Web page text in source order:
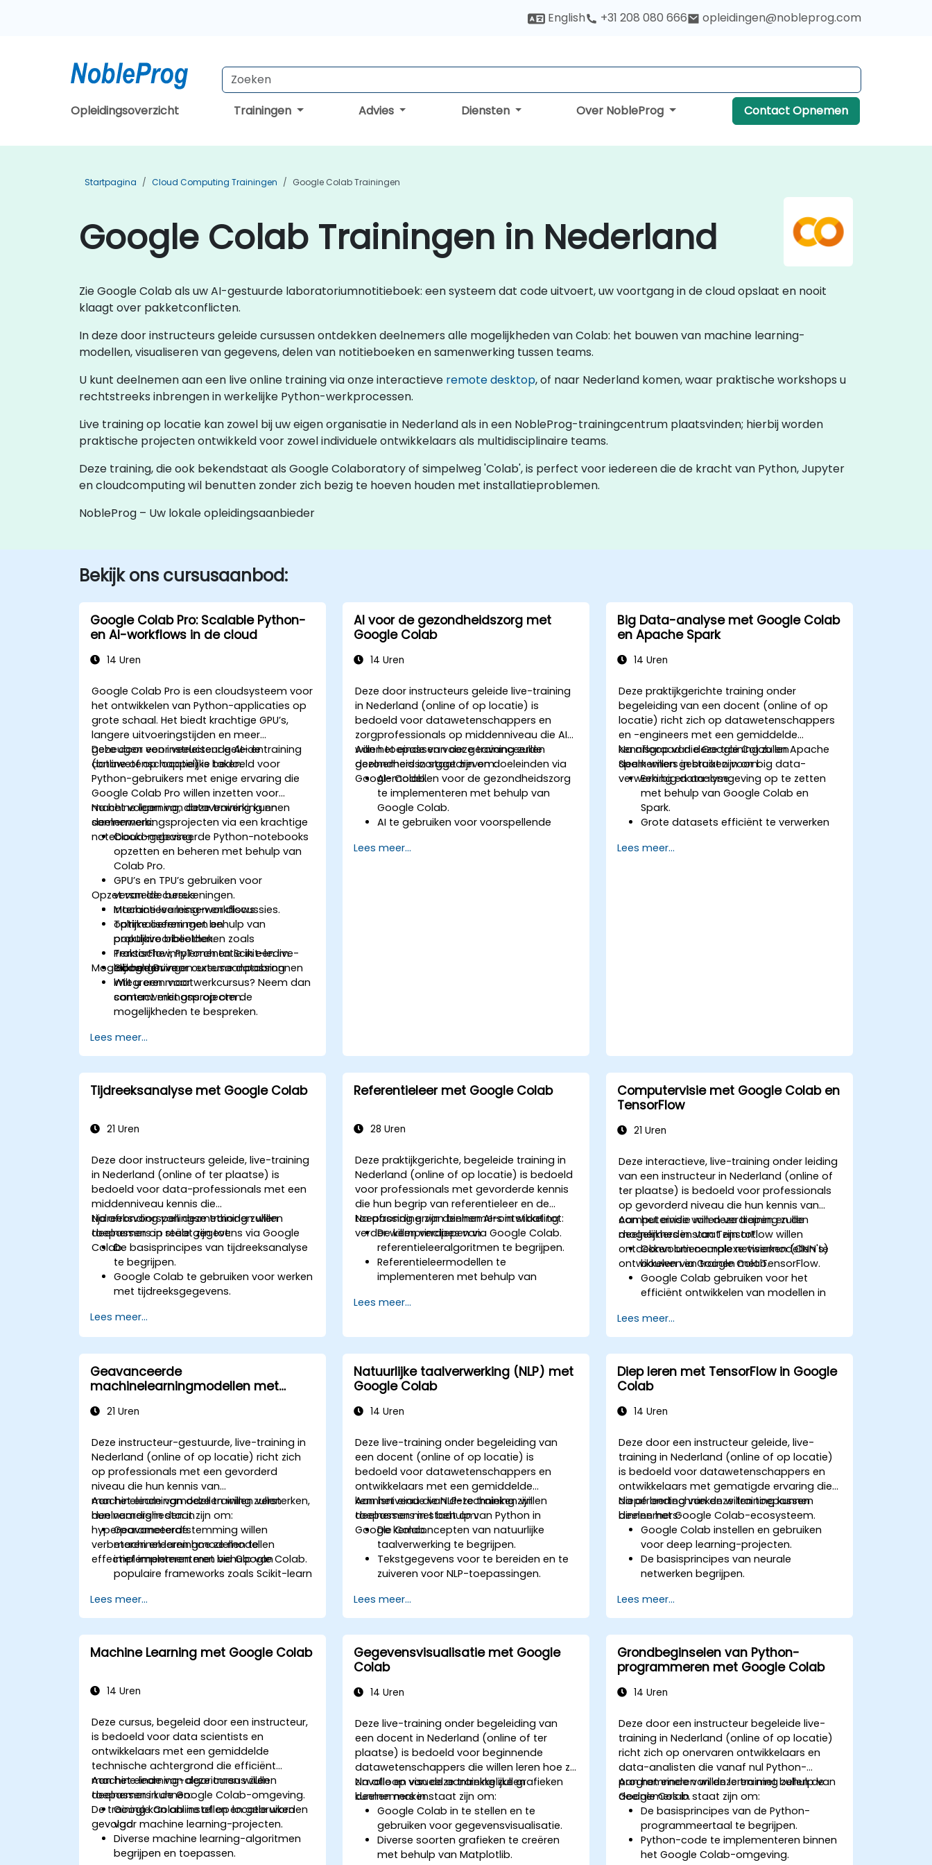
English +31 208 080 666 opleidingen@nobleprog.com
Opleidingsoverzicht Trainingen Advies Diensten Over NobleProg Contact Opnemen
Startpagina Cloud Computing Trainingen Google Colab Trainingen
Google Colab Trainingen in Nederland
Zie Google Colab als uw AI-gestuurde laboratoriumnotitieboek: een systeem dat code uitvoert, uw voortgang in de cloud opslaat en nooit
klaagt over pakketconflicten.
In deze door instructeurs geleide cursussen ontdekken deelnemers alle mogelijkheden van Colab: het bouwen van machine learning-
modellen, visualiseren van gegevens, delen van notitieboeken en samenwerking tussen teams.
U kunt deelnemen aan een live online training via onze interactieve remote desktop, of naar Nederland komen, waar praktische workshops u
rechtstreeks inbrengen in werkelijke Python-werkprocessen.
Live training op locatie kan zowel bij uw eigen organisatie in Nederland als in een NobleProg-trainingcentrum plaatsvinden; hierbij worden
praktische projecten ontwikkeld voor zowel individuele ontwikkelaars als multidisciplinaire teams.
Deze training, die ook bekendstaat als Google Colaboratory of simpelweg 'Colab', is perfect voor iedereen die de kracht van Python, Jupyter
en cloudcomputing wil benutten zonder zich bezig te hoeven houden met installatieproblemen.
NobleProg – Uw lokale opleidingsaanbieder
Bekijk ons cursusaanbod:
Google Colab Pro: Scalable Python-
en AI-workflows in de cloud
14 Uren
Google Colab Pro is een cloudsysteem voor
het ontwikkelen van Python-applicaties op
grote schaal. Het biedt krachtige GPU’s,
langere uitvoeringstijden en meer
geheugen voor veeleisende AI- en
datawetenschappelijke taken.
Deze door een instructeur geleide training
(online of op locatie) is bedoeld voor
Python-gebruikers met enige ervaring die
Google Colab Pro willen inzetten voor
machine learning, dataverwerking en
samenwerkingsprojecten via een krachtige
notebookomgeving.
Na het volgen van deze training kunnen
deelnemers:
Cloud-gebaseerde Python-notebooks
opzetten en beheren met behulp van
Colab Pro.
GPU’s en TPU’s gebruiken voor
versnelde berekeningen.
Machine learning-workflows
optimaliseren met behulp van
populaire bibliotheken zoals
TensorFlow, PyTorch en Scikit-learn.
Google Drive en externe databronnen
integreren voor
samenwerkingsprojecten.
Opzet van de cursus
Interactieve lessen en discussies.
Talrijke oefeningen en
praktijkvoorbeelden.
Praktische implementatie in een live-
labomgeving.
Mogelijkheden voor cursusaanpassing
Wilt u een maatwerkcursus? Neem dan
contact met ons op om de
mogelijkheden te bespreken.
Lees meer...
AI voor de gezondheidszorg met
Google Colab
14 Uren
Deze door instructeurs geleide live-training
in Nederland (online of op locatie) is
bedoeld voor datawetenschappers en
zorgprofessionals op middenniveau die AI
willen toepassen voor geavanceerde
gezondheidszorggedreven doeleinden via
Google Colab.
Aan het einde van deze training zullen
deelnemers in staat zijn om:
AI-modellen voor de gezondheidszorg
te implementeren met behulp van
Google Colab.
AI te gebruiken voor voorspellende
gezondheidsgegevens.
Lees meer...
Big Data-analyse met Google Colab
en Apache Spark
14 Uren
Deze praktijkgerichte training onder
begeleiding van een docent (online of op
locatie) richt zich op datawetenschappers
en -engineers met een gemiddelde
kennisgraad die Google Colab en Apache
Spark willen gebruiken voor big data-
verwerking en analyse.
Na afloop van deze training zullen
deelnemers in staat zijn om:
Een big data-omgeving op te zetten
met behulp van Google Colab en
Spark.
Grote datasets efficiënt te verwerken
Big data visueel weer te geven in een
Lees meer...
Tijdreeksanalyse met Google Colab
21 Uren
Deze door instructeurs geleide, live-training
in Nederland (online of ter plaatse) is
bedoeld voor data-professionals met een
middenniveau kennis die
tijdreeksvoorspellingsmethoden willen
toepassen op reële gegevens via Google
Colab.
Na afronding van deze training zullen
deelnemers in staat zijn tot:
De basisprincipes van tijdreeksanalyse
te begrijpen.
Google Colab te gebruiken voor werken
met tijdreeksgegevens.
voorspellen van data-trends.
De Prophet-bibliotheek van Facebook
voorspellingen.
Tijdreeksgegevens en resultaten van
voorspellingen visueel weer te geven.
Lees meer...
Referentieleer met Google Colab
28 Uren
Deze praktijkgerichte, begeleide training in
Nederland (online of op locatie) is bedoeld
voor professionals met gevorderde kennis
die hun begrip van referentieleer en de
toepassing ervan binnen AI-ontwikkeling
verder willen verdiepen via Google Colab.
Na afronding zijn deelnemers in staat tot:
De kernprincipes van
referentieleeralgoritmen te begrijpen.
Referentieleermodellen te
implementeren met behulp van
Intelligente agenten ontwikkelen die
experimenteren.
optimaliseren met technieken zoals Q-
learning en deep Q-networks (DQNs).
Agenten trainen in simulaties via
OpenAI Gym.
praktische doeleinden.
Lees meer...
Computervisie met Google Colab en
TensorFlow
21 Uren
Deze interactieve, live-training onder leiding
van een instructeur in Nederland (online of
ter plaatse) is bedoeld voor professionals
op gevorderd niveau die hun kennis van
computervisie willen verdiepen en de
mogelijkheden van TensorFlow willen
ontdekken om complexe visiemodellen te
ontwikkelen via Google Colab.
Aan het einde van deze training zullen
deelnemers in staat zijn tot:
Convolutieneurale netwerken (CNN's)
bouwen en trainen met TensorFlow.
Google Colab gebruiken voor het
efficiënt ontwikkelen van modellen in
Technieken toepassen voor
beeldvoorbereiding bij
computervisietaken.
Computervisiemodellen
implementeren voor praktische
toepassingen.
Transfer learning benutten om de
verbeteren.
De resultaten van
beeldclassificatiemodellen visualiseren
en interpreteren.
Lees meer...
Geavanceerde
machinelearningmodellen met
21 Uren
Deze instructeur-gestuurde, live-training in
Nederland (online of op locatie) richt zich
op professionals met een gevorderd
niveau die hun kennis van
machinelearningmodellen willen versterken,
hun vaardigheden in
hyperparameterafstemming willen
verbeteren en leren hoe ze modellen
effectief implementeren via Google Colab.
Aan het einde van deze training zullen
deelnemers in staat zijn om:
Geavanceerde
machinelearningmodellen te
implementeren met behulp van
populaire frameworks zoals Scikit-learn
De prestaties van modellen te
optimaliseren door middel van
hyperparameterafstemming.
Machinelearningmodellen in reële
toepassingen te implementeren met
Samen te werken aan en grote
binnen Google Colab.
Lees meer...
Natuurlijke taalverwerking (NLP) met
Google Colab
14 Uren
Deze live-training onder begeleiding van
een docent (online of op locatie) is
bedoeld voor datawetenschappers en
ontwikkelaars met een gemiddelde
kennisniveau die NLP-technieken willen
toepassen met behulp van Python in
Google Colab.
Aan het einde van deze training zijn
deelnemers in staat om:
De kernconcepten van natuurlijke
taalverwerking te begrijpen.
Tekstgegevens voor te bereiden en te
zuiveren voor NLP-toepassingen.
behulp van de NLTK- en SpaCy-
bibliotheken.
Tekstgegevens te beheren in Google
Colab, zodat men kan werken aan
schaalbare en samenwerkingsgerichte
ontwikkelingen.
Lees meer...
Diep leren met TensorFlow in Google
Colab
14 Uren
Deze door een instructeur geleide, live-
training in Nederland (online of op locatie)
is bedoeld voor datawetenschappers en
ontwikkelaars met gematigde ervaring die
diepe leertechnieken willen toepassen
binnen het Google Colab-ecosysteem.
Na afronding van deze training kunnen
deelnemers:
Google Colab instellen en gebruiken
voor deep learning-projecten.
De basisprincipes van neurale
netwerken begrijpen.
implementeren met TensorFlow.
Modellen trainen en evalueren op hun
prestaties.
De geavanceerde mogelijkheden van
TensorFlow benutten voor deep
learning.
Lees meer...
Machine Learning met Google Colab
14 Uren
Deze cursus, begeleid door een instructeur,
is bedoeld voor data scientists en
ontwikkelaars met een gemiddelde
technische achtergrond die efficiënt
machine learning-algoritmen willen
toepassen in de Google Colab-omgeving.
De training kan online of op locatie worden
gevolgd.
Aan het einde van deze cursus zullen
deelnemers kunnen:
Google Colab instellen en gebruiken
voor machine learning-projecten.
Diverse machine learning-algoritmen
begrijpen en toepassen.
Gegevensvisualisatie met Google
Colab
14 Uren
Deze live-training onder begeleiding van
een docent in Nederland (online of ter
plaatse) is bedoeld voor beginnende
datawetenschappers die willen leren hoe ze
zinvolle en visueel aantrekkelijke grafieken
kunnen maken.
Na afloop van deze training zullen
deelnemers in staat zijn om:
Google Colab in te stellen en te
gebruiken voor gegevensvisualisatie.
Diverse soorten grafieken te creëren
met behulp van Matplotlib.
Grondbeginselen van Python-
programmeren met Google Colab
14 Uren
Deze door een instructeur begeleide live-
training in Nederland (online of op locatie)
richt zich op onervaren ontwikkelaars en
data-analisten die vanaf nul Python-
programmeren willen leren met behulp van
Google Colab.
Aan het einde van deze training zullen de
deelnemers in staat zijn om:
De basisprincipes van de Python-
programmeertaal te begrijpen.
Python-code te implementeren binnen
het Google Colab-omgeving.